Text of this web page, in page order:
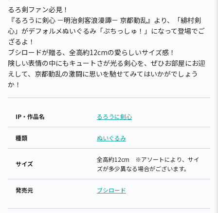
るろ剣ファン必見！
『るろうに剣心 －明治剣客浪漫譚－ 京都動乱』より、「緋村剣
心」がデフォルメぬいぐるみ「ぷちっしゅ！」になって登場でご
ざるよ！
ブシロードが贈る、全高約12cmの愛らしいサイズ感！
険しい表情の中にもキュートさが光る剣心を、ぜひお部屋にお迎
えして、京都動乱の激闘に思いを馳せてみてはいかがでしょう
か！
IP・作品名 るろうに剣心
種類 ぬいぐるみ
サイズ
全高約12cm ※アソートにより、サイ
ズが多少異なる場合がございます。
発売元 ブシロード